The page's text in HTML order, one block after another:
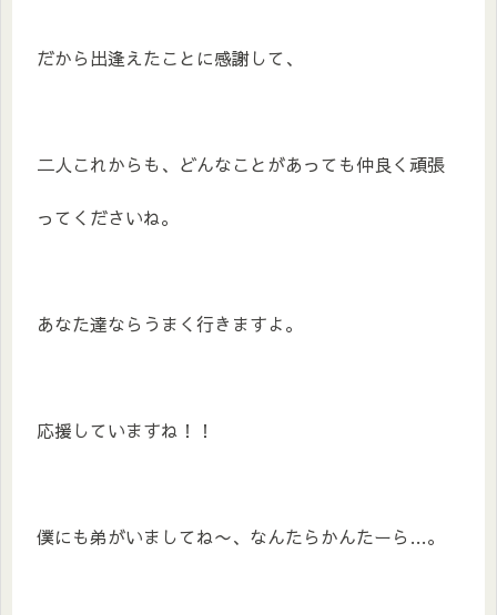
だから出逢えたことに感謝して、
二人これからも、どんなことがあっても仲良く頑張
ってくださいね。
あなた達ならうまく行きますよ。
応援していますね！！
僕にも弟がいましてね〜、なんたらかんたーら…。